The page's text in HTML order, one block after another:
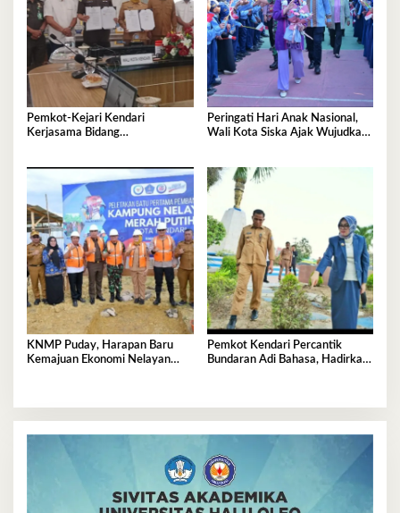
Pemkot-Kejari Kendari
Kerjasama Bidang
Peringati Hari Anak Nasional,
Wali Kota Siska Ajak Wujudkan
KNMP Puday, Harapan Baru
Kemajuan Ekonomi Nelayan
Pemkot Kendari Percantik
Bundaran Adi Bahasa, Hadirkan